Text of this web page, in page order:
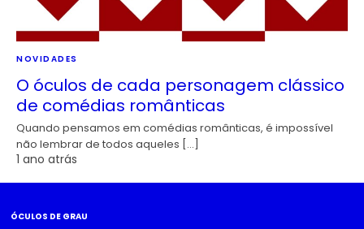
NOVIDADES
O óculos de cada personagem clássico
de comédias românticas
Quando pensamos em comédias românticas, é impossível
não lembrar de todos aqueles […]
1 ano atrás
ÓCULOS DE GRAU